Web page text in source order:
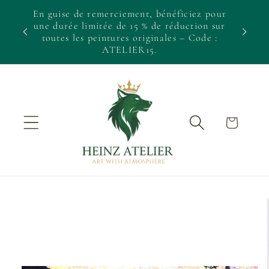
et passer
au
contenu
En guise de remerciement, bénéficiez pour
une durée limitée de 15 % de réduction sur
toutes les peintures originales – Code :
ATELIER15.
Panier